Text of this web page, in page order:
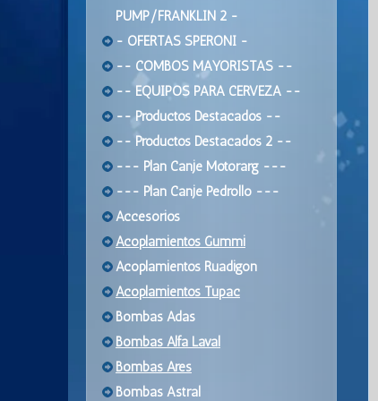
PUMP/FRANKLIN 2 -
- OFERTAS SPERONI -
-- COMBOS MAYORISTAS --
-- EQUIPOS PARA CERVEZA --
-- Productos Destacados --
-- Productos Destacados 2 --
--- Plan Canje Motorarg ---
--- Plan Canje Pedrollo ---
Accesorios
Acoplamientos Gummi
Acoplamientos Ruadigon
Acoplamientos Tupac
Bombas Adas
Bombas Alfa Laval
Bombas Ares
Bombas Astral